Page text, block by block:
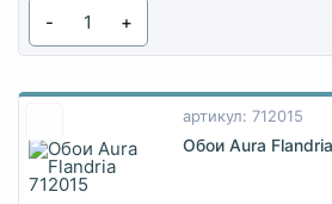
- +
артикул: 712015
Обои Aura